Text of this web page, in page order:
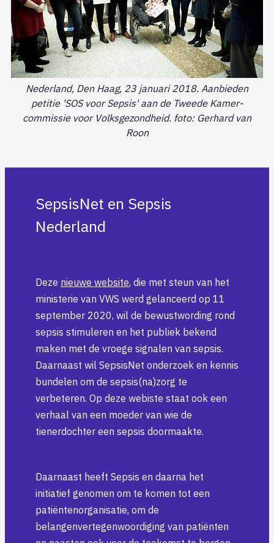
Nederland, Den Haag, 23 januari 2018. Aanbieden
petitie 'SOS voor Sepsis' aan de Tweede Kamer-
commissie voor Volksgezondheid. foto: Gerhard van
Roon
SepsisNet en Sepsis
Nederland
Deze nieuwe website, die met steun van het
ministerie van VWS werd gelanceerd op 11
september 2020, wil de bewustwording rond
sepsis stimuleren en het publiek bekend
maken met de vroege signalen van sepsis.
Daarnaast wil SepsisNet onderzoek en kennis
bundelen om de sepsis(na)zorg te
verbeteren. Op deze webiste staat ook een
verhaal van een moeder van wie de
tienerdochter een sepsis doormaakte.
Daarnaast heeft Sepsis en daarna het
initiatief genomen om te komen tot een
patiëntenorganisatie, om de
belangenvertegenwoordiging van patiënten